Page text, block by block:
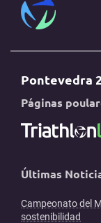
Pontevedra
Páginas
Últimas
Campeonato del
sostenibilidad